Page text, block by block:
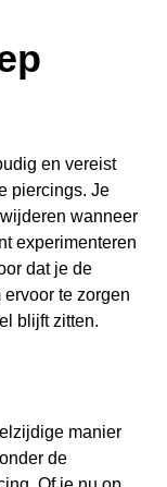
en vereist
piercings. Je
wanneer
experimenteren
dat je de
te zorgen
blijft zitten.
manier
de